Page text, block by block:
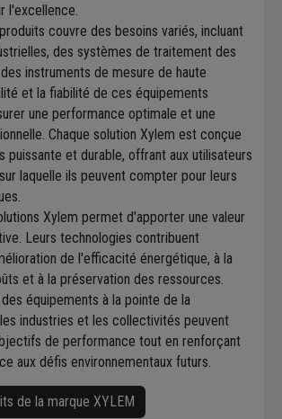
l'excellence.
couvre des besoins variés, incluant
des systèmes de traitement des
instruments de mesure de haute
et la fiabilité de ces équipements
une performance optimale et une
Chaque solution Xylem est conçue
puissante et durable, offrant aux utilisateurs
laquelle ils peuvent compter pour leurs
Xylem permet d'apporter une valeur
Leurs technologies contribuent
de l'efficacité énergétique, à la
et à la préservation des ressources.
équipements à la pointe de la
industries et les collectivités peuvent
de performance tout en renforçant
aux défis environnementaux futurs.
de la marque XYLEM